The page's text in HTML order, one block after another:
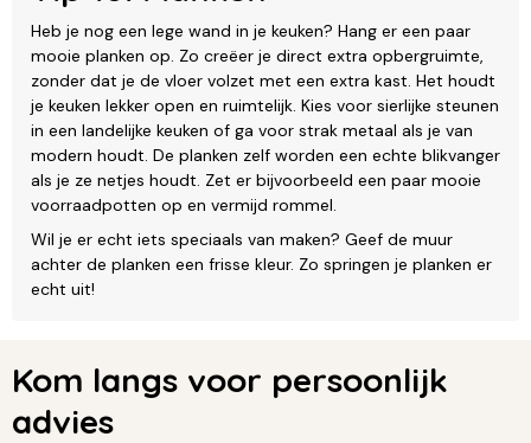
Heb je nog een lege wand in je keuken? Hang er een paar
mooie planken op. Zo creëer je direct extra opbergruimte,
zonder dat je de vloer volzet met een extra kast. Het houdt
je keuken lekker open en ruimtelijk. Kies voor sierlijke steunen
in een landelijke keuken of ga voor strak metaal als je van
modern houdt. De planken zelf worden een echte blikvanger
als je ze netjes houdt. Zet er bijvoorbeeld een paar mooie
voorraadpotten op en vermijd rommel.
Wil je er echt iets speciaals van maken? Geef de muur
achter de planken een frisse kleur. Zo springen je planken er
echt uit!
Kom langs voor persoonlijk
advies